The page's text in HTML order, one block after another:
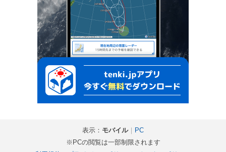
表示： モバイル｜
PC
※PCの閲覧は一部制限されます